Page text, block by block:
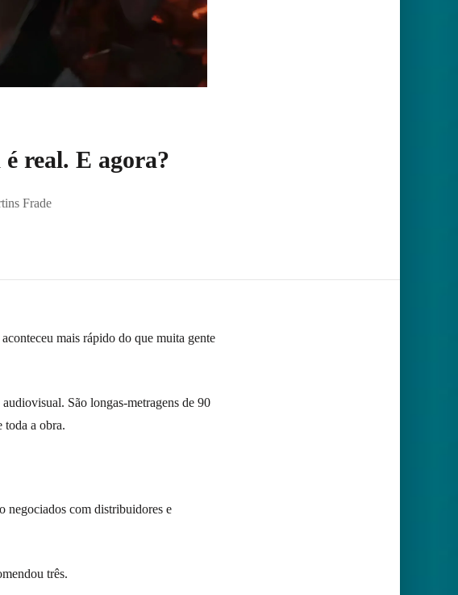
real. E agora?
Frade
mais rápido do que muita gente
São longas-metragens de 90
toda a obra.
negociados com distribuidores e
três.